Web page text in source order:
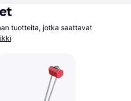
tuotteita, jotka saattavat